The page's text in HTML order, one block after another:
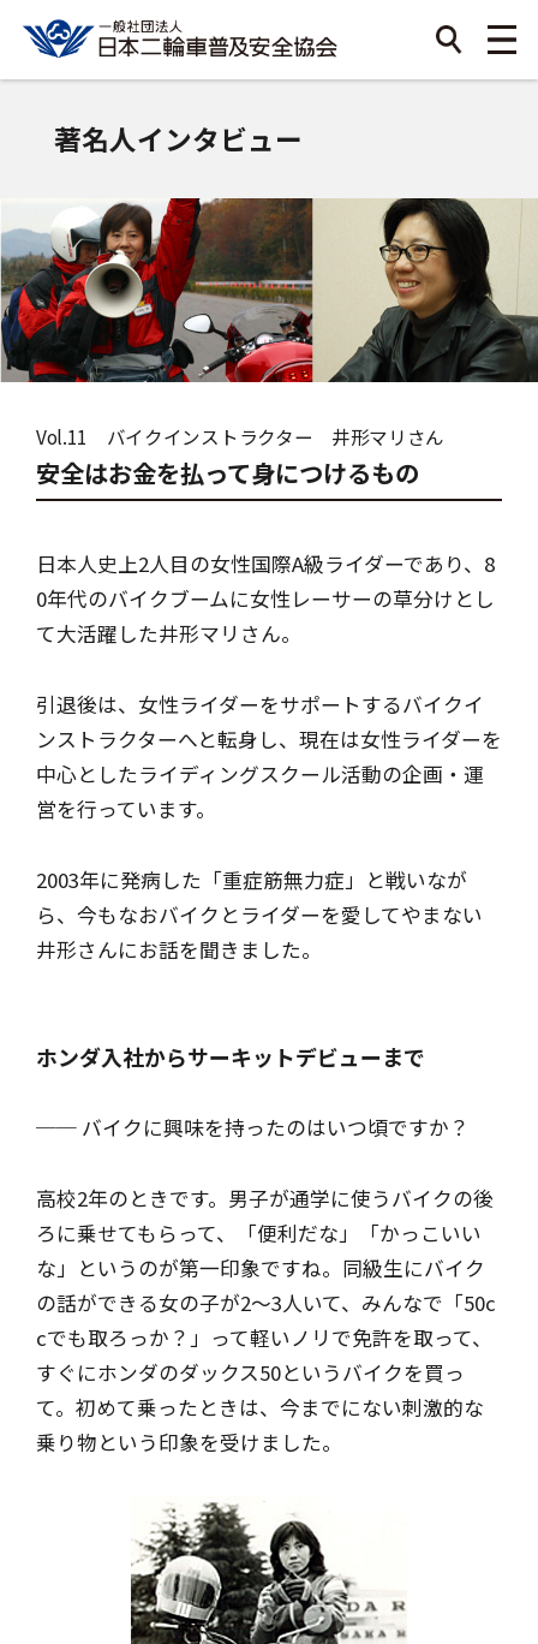
著名人インタビュー
Vol.11 バイクインストラクター 井形マリさん
安全はお金を払って身につけるもの
日本人史上2人目の女性国際A級ライダーであり、8
0年代のバイクブームに女性レーサーの草分けとし
て大活躍した井形マリさん。
引退後は、女性ライダーをサポートするバイクイ
ンストラクターへと転身し、現在は女性ライダーを
中心としたライディングスクール活動の企画・運
営を行っています。
2003年に発病した「重症筋無力症」と戦いなが
ら、今もなおバイクとライダーを愛してやまない
井形さんにお話を聞きました。
ホンダ入社からサーキットデビューまで
── バイクに興味を持ったのはいつ頃ですか？
高校2年のときです。男子が通学に使うバイクの後
ろに乗せてもらって、「便利だな」「かっこいい
な」というのが第一印象ですね。同級生にバイク
の話ができる女の子が2～3人いて、みんなで「50c
cでも取ろっか？」って軽いノリで免許を取って、
すぐにホンダのダックス50というバイクを買っ
て。初めて乗ったときは、今までにない刺激的な
乗り物という印象を受けました。